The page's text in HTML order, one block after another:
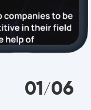
01 /06